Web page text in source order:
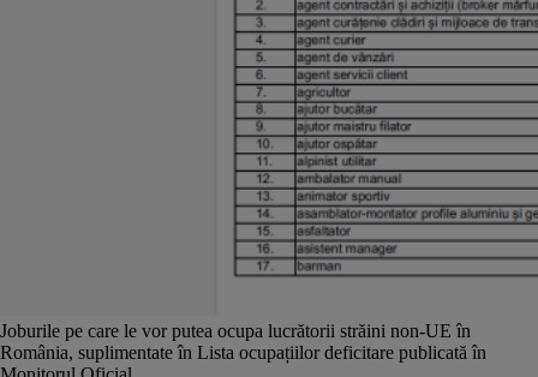
Joburile pe care le vor putea ocupa lucrătorii străini non-UE în
România, suplimentate în Lista ocupațiilor deficitare publicată în